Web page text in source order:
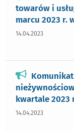
towarów i
marcu 2023 r.
14.04.2023
kwartale 2023
14.04.2023